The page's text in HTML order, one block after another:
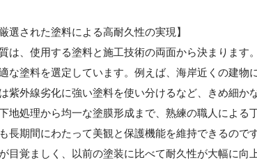
選された塗料による高耐久性の実現】
は、使用する塗料と施工技術の両面から決まります
な塗料を選定しています。例えば、海岸近くの建物
紫外線劣化に強い塗料を使い分けるなど、きめ細か
地処理から均一な塗膜形成まで、熟練の職人による
長期間にわたって美観と保護機能を維持できるの
目覚ましく、以前の塗装に比べて耐久性が大幅に向